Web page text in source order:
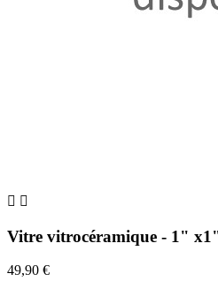
 
Vitre vitrocéramique - 1"
49,90 €